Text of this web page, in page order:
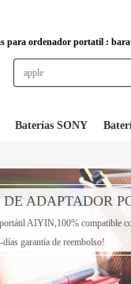
para ordenador portatil :
Baterías SONY
ADAPTADOR
AIYIN,100% compatible
garantía de reembolso!